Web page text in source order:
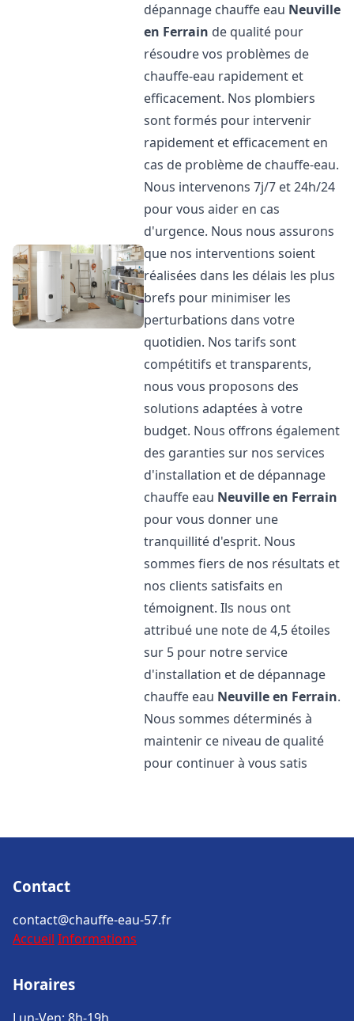
dépannage chauffe eau Neuville
en Ferrain de qualité pour
résoudre vos problèmes de
chauffe-eau rapidement et
efficacement. Nos plombiers
sont formés pour intervenir
rapidement et efficacement en
cas de problème de chauffe-eau.
Nous intervenons 7j/7 et 24h/24
pour vous aider en cas
d'urgence. Nous nous assurons
que nos interventions soient
réalisées dans les délais les plus
brefs pour minimiser les
perturbations dans votre
quotidien. Nos tarifs sont
compétitifs et transparents,
nous vous proposons des
solutions adaptées à votre
budget. Nous offrons également
des garanties sur nos services
d'installation et de dépannage
chauffe eau Neuville en Ferrain
pour vous donner une
tranquillité d'esprit. Nous
sommes fiers de nos résultats et
nos clients satisfaits en
témoignent. Ils nous ont
attribué une note de 4,5 étoiles
sur 5 pour notre service
d'installation et de dépannage
chauffe eau Neuville en Ferrain.
Nous sommes déterminés à
maintenir ce niveau de qualité
pour continuer à vous satis
Contact
contact@chauffe-eau-57.fr
Accueil Informations
Horaires